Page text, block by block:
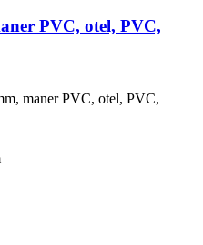
PVC, otel, PVC,
maner PVC, otel, PVC,